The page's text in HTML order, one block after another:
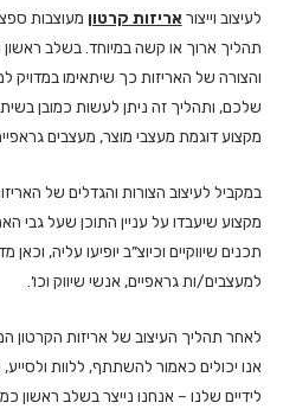
לעיצוב וייצור אריזות קרטון מעוצבות
תהליך ארוך או קשה במיוחד. בשלב
והצורה של האריזות כך שיתאימו במדויק
שלכם, ותהליך זה ניתן לעשות כמובן
מקצוע דוגמת מעצבי מוצר, מעצבים
במקביל לעיצוב הצורות והגדלים של
מקצוע שיעבדו על עניין התוכן שעל גבי
תכנים שיווקיים וכיוצ”ב יופיעו עליה,
למעצבים/ות גראפיים, אנשי שיווק וכו’.
לאחר תהליך העיצוב של אריזות הקרטון
אנו יכולים כאמור להשתתף, ללוות
לידיים שלנו – אנחנו נייצר בשלב ראשון